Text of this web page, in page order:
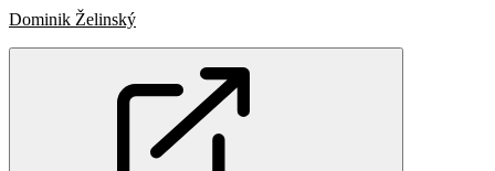
Dominik Želinský